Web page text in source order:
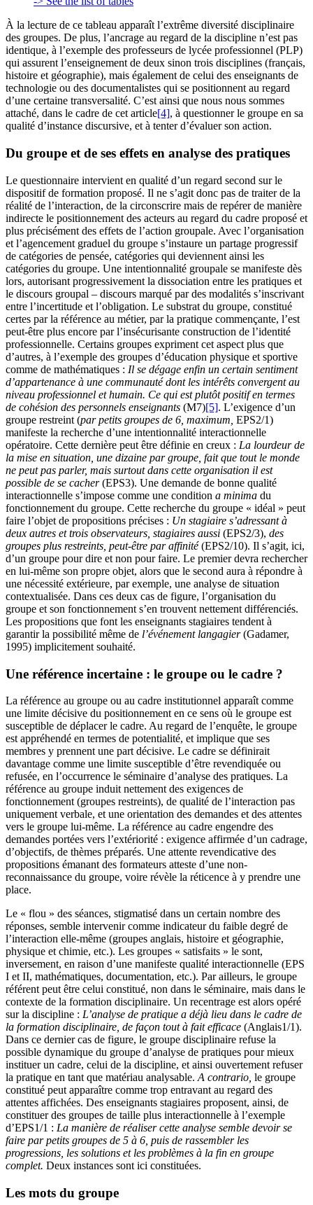
À la lecture de ce tableau apparaît l’extrême diversité disciplinaire
des groupes. De plus, l’ancrage au regard de la discipline n’est pas
identique, à l’exemple des professeurs de lycée professionnel (PLP)
qui assurent l’enseignement de deux sinon trois disciplines (français,
histoire et géographie), mais également de celui des enseignants de
technologie ou des documentalistes qui se positionnent au regard
d’une certaine transversalité. C’est ainsi que nous nous sommes
attaché, dans le cadre de cet article[4], à questionner le groupe en sa
qualité d’instance discursive, et à tenter d’évaluer son action.
Du groupe et de ses effets en analyse des pratiques
Le questionnaire intervient en qualité d’un regard second sur le
dispositif de formation proposé. Il ne s’agit donc pas de traiter de la
réalité de l’interaction, de la circonscrire mais de repérer de manière
indirecte le positionnement des acteurs au regard du cadre proposé et
plus précisément des effets de l’action groupale. Avec l’organisation
et l’agencement graduel du groupe s’instaure un partage progressif
de catégories de pensée, catégories qui deviennent ainsi les
catégories du groupe. Une intentionnalité groupale se manifeste dès
lors, autorisant progressivement la dissociation entre les pratiques et
le discours groupal – discours marqué par des modalités s’inscrivant
entre l’incertitude et l’obligation. Le substrat du groupe, constitué
certes par la référence au métier, par la pratique commençante, l’est
peut-être plus encore par l’insécurisante construction de l’identité
professionnelle. Certains groupes expriment cet aspect plus que
d’autres, à l’exemple des groupes d’éducation physique et sportive
comme de mathématiques : Il se dégage enfin un certain sentiment
d’appartenance à une communauté dont les intérêts convergent au
niveau professionnel et humain. Ce qui est plutôt positif en termes
de cohésion des personnels enseignants (M7)[5]. L’exigence d’un
groupe restreint (par petits groupes de 6, maximum, EPS2/1)
manifeste la recherche d’une intentionnalité interactionnelle
opératoire. Cette dernière peut être définie en creux : La lourdeur de
la mise en situation, une dizaine par groupe, fait que tout le monde
ne peut pas parler, mais surtout dans cette organisation il est
possible de se cacher(EPS3). Une demande de bonne qualité
interactionnelle s’impose comme une condition a minima du
fonctionnement du groupe. Cette recherche du groupe « idéal » peut
faire l’objet de propositions précises : Un stagiaire s’adressant à
deux autres et trois observateurs, stagiaires aussi (EPS2/3), des
groupes plus restreints, peut-être par affinité(EPS2/10). Il s’agit, ici,
d’un groupe pour dire et non pour faire. Le premier devra rechercher
en lui-même son propre objet, alors que le second aura à répondre à
une nécessité extérieure, par exemple, une analyse de situation
contextualisée. Dans ces deux cas de figure, l’organisation du
groupe et son fonctionnement s’en trouvent nettement différenciés.
Les propositions que font les enseignants stagiaires tendent à
garantir la possibilité même de l’événement langagier(Gadamer,
1995) implicitement souhaité.
Une référence incertaine : le groupe ou le cadre ?
La référence au groupe ou au cadre institutionnel apparaît comme
une limite décisive du positionnement en ce sens où le groupe est
susceptible de déplacer le cadre. Au regard de l’enquête, le groupe
est appréhendé en termes de potentialité, et implique que ses
membres y prennent une part décisive. Le cadre se définirait
davantage comme une limite susceptible d’être revendiquée ou
refusée, en l’occurrence le séminaire d’analyse des pratiques. La
référence au groupe induit nettement des exigences de
fonctionnement (groupes restreints), de qualité de l’interaction pas
uniquement verbale, et une orientation des demandes et des attentes
vers le groupe lui-même. La référence au cadre engendre des
demandes portées vers l’extériorité : exigence affirmée d’un cadrage,
d’objectifs, de thèmes préparés. Une attente revendicative des
propositions émanant des formateurs atteste d’une non-
reconnaissance du groupe, voire révèle la réticence à y prendre une
place.
Le « flou » des séances, stigmatisé dans un certain nombre des
réponses, semble intervenir comme indicateur du faible degré de
l’interaction elle-même (groupes anglais, histoire et géographie,
physique et chimie, etc.). Les groupes « satisfaits » le sont,
inversement, en raison d’une manifeste qualité interactionnelle (EPS
I et II, mathématiques, documentation, etc.). Par ailleurs, le groupe
référent peut être celui constitué, non dans le séminaire, mais dans le
contexte de la formation disciplinaire. Un recentrage est alors opéré
sur la discipline : L’analyse de pratique a déjà lieu dans le cadre de
la formation disciplinaire, de façon tout à fait efficace (Anglais1/1).
Dans ce dernier cas de figure, le groupe disciplinaire refuse la
possible dynamique du groupe d’analyse de pratiques pour mieux
instituer un cadre, celui de la discipline, et ainsi ouvertement refuser
la pratique en tant que matériau analysable. A contrario, le groupe
constitué peut apparaître comme trop entravant au regard des
attentes affichées. Des enseignants stagiaires proposent, ainsi, de
constituer des groupes de taille plus interactionnelle à l’exemple
d’EPS1/1 : La manière de réaliser cette analyse semble devoir se
faire par petits groupes de 5 à 6, puis de rassembler les
progressions, les solutions et les problèmes à la fin en groupe
complet. Deux instances sont ici constituées.
Les mots du groupe